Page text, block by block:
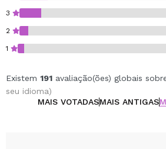
3
2
1
Existem 191 avaliação(ões) globais
seu idioma)
MAIS VOTADASMAIS ANTIGAS